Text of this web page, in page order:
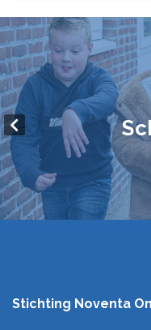
Stichting Noventa